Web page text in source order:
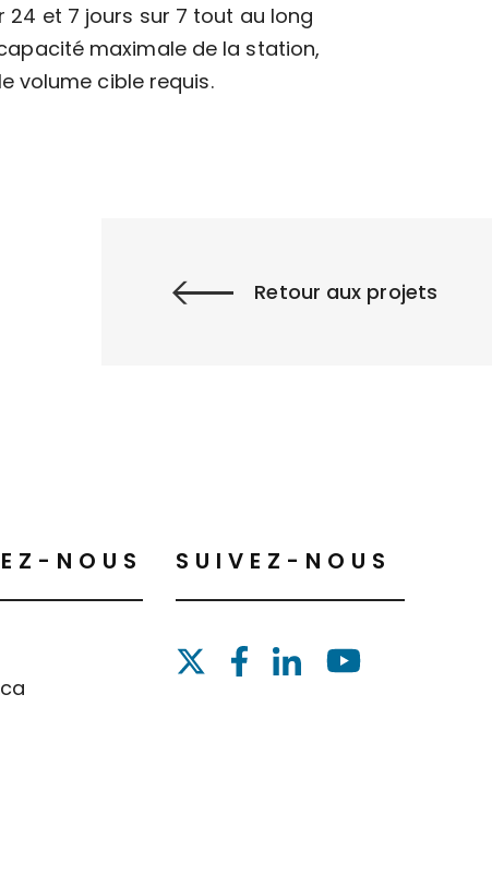
et 7 jours sur 7 tout au long
maximale de la station,
volume cible requis.
Retour aux projets
NOUS SUIVEZ-NOUS